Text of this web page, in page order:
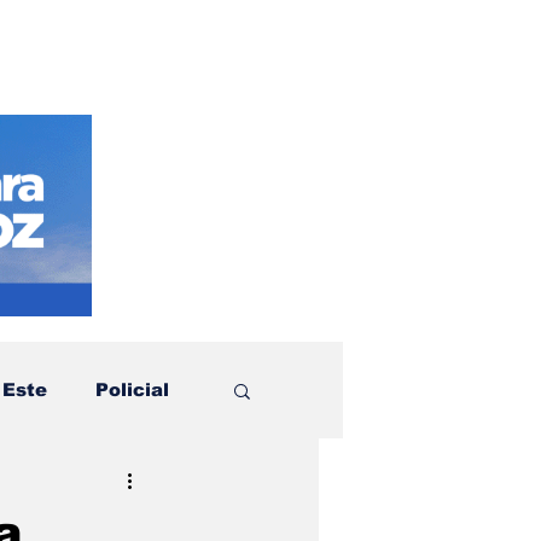
Policial
Política